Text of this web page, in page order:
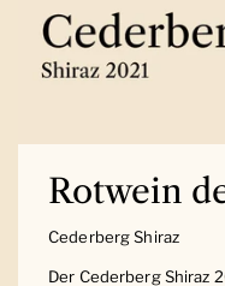
Rotwein
Cederberg Shiraz
Der Cederberg Shiraz